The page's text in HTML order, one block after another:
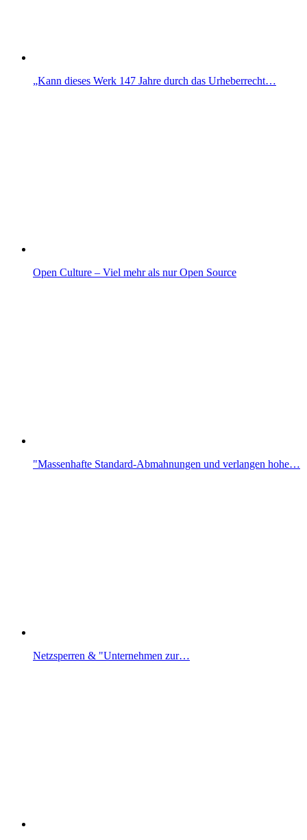
„Kann dieses Werk 147 Jahre durch das Urheberrecht…
Open Culture – Viel mehr als nur Open Source
"Massenhafte Standard-Abmahnungen und verlangen hohe…
Netzsperren & "Unternehmen zur…